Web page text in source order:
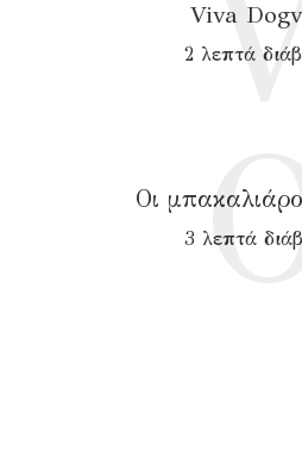
Viva
2 λεπτά
Οι
3 λεπτά